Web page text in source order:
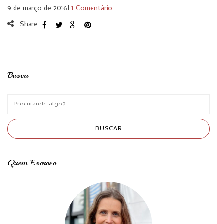
9 de março de 2016I 1 Comentário
Share
Busca
Quem Escreve